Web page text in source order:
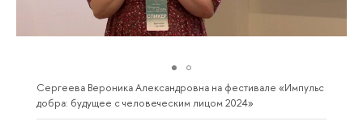
Сергеева Вероника Александровна на фестивале «Импульс
добра: будущее с человеческим лицом 2024»